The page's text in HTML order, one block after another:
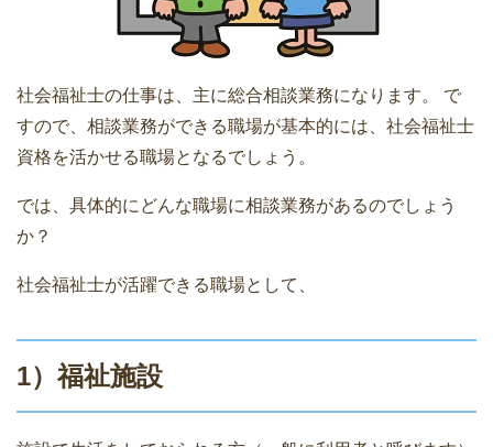
社会福祉士の仕事は、主に総合相談業務になります。 で
すので、相談業務ができる職場が基本的には、社会福祉士
資格を活かせる職場となるでしょう。
では、具体的にどんな職場に相談業務があるのでしょう
か？
社会福祉士が活躍できる職場として、
1）福祉施設